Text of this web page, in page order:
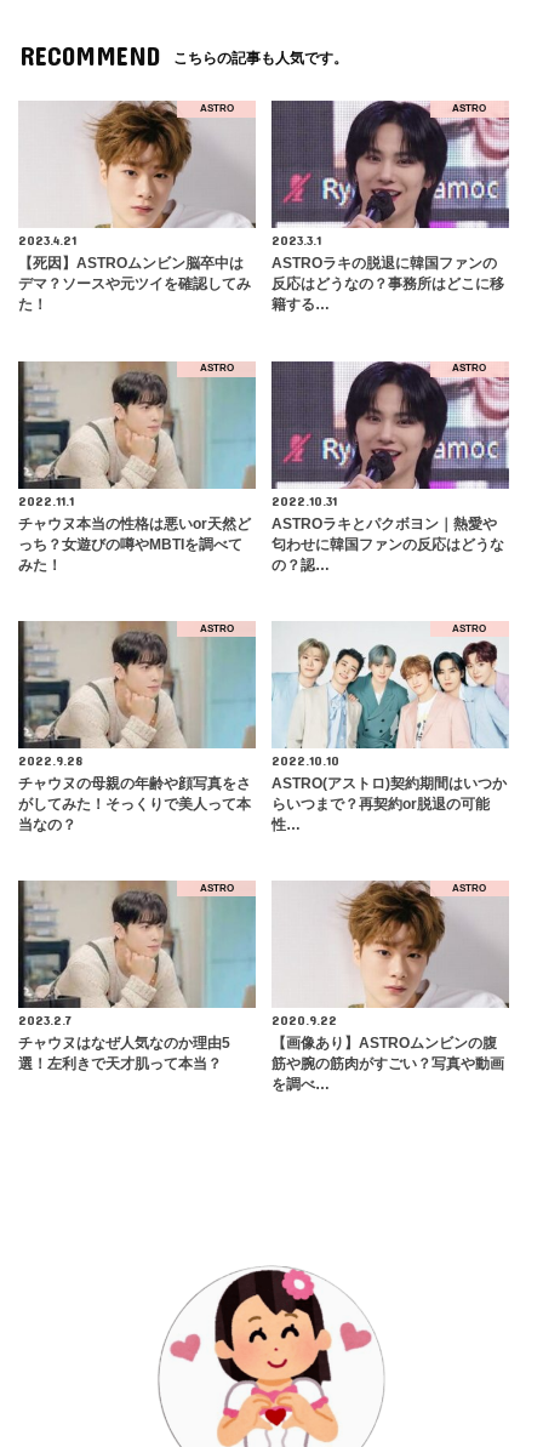
RECOMMEND こちらの記事も人気です。
ASTRO
2023.4.21
【死因】ASTROムンビン脳卒中は
デマ？ソースや元ツイを確認してみ
た！
ASTRO
2023.3.1
ASTROラキの脱退に韓国ファンの
反応はどうなの？事務所はどこに移
籍する…
ASTRO
2022.11.1
チャウヌ本当の性格は悪いor天然ど
っち？女遊びの噂やMBTIを調べて
みた！
ASTRO
2022.10.31
ASTROラキとパクボヨン｜熱愛や
匂わせに韓国ファンの反応はどうな
の？認…
ASTRO
2022.9.28
チャウヌの母親の年齢や顔写真をさ
がしてみた！そっくりで美人って本
当なの？
ASTRO
2022.10.10
ASTRO(アストロ)契約期間はいつか
らいつまで？再契約or脱退の可能
性…
ASTRO
2023.2.7
チャウヌはなぜ人気なのか理由5
選！左利きで天才肌って本当？
ASTRO
2020.9.22
【画像あり】ASTROムンビンの腹
筋や腕の筋肉がすごい？写真や動画
を調べ…